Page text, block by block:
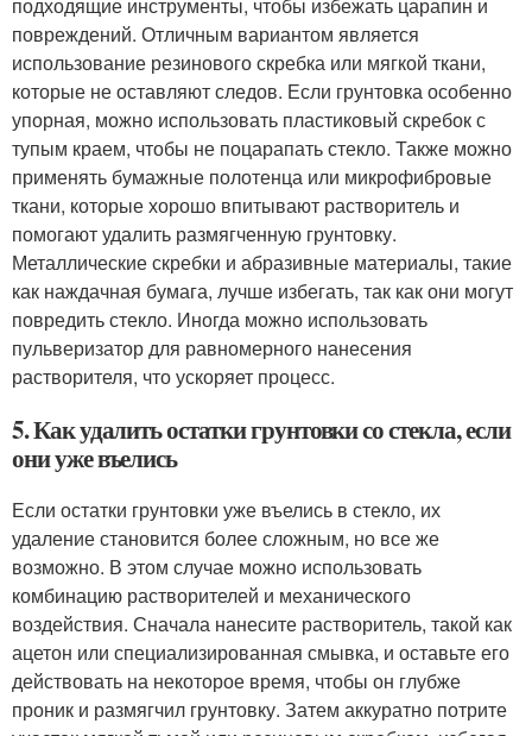
повреждений. Отличным вариантом является
использование резинового скребка или мягкой ткани,
которые не оставляют следов. Если грунтовка особенно
упорная, можно использовать пластиковый скребок с
тупым краем, чтобы не поцарапать стекло. Также можно
применять бумажные полотенца или микрофибровые
ткани, которые хорошо впитывают растворитель и
помогают удалить размягченную грунтовку.
Металлические скребки и абразивные материалы, такие
как наждачная бумага, лучше избегать, так как они могут
повредить стекло. Иногда можно использовать
пульверизатор для равномерного нанесения
растворителя, что ускоряет процесс.
5. Как удалить остатки грунтовки со стекла, если
они уже въелись
Если остатки грунтовки уже въелись в стекло, их
удаление становится более сложным, но все же
возможно. В этом случае можно использовать
комбинацию растворителей и механического
воздействия. Сначала нанесите растворитель, такой как
ацетон или специализированная смывка, и оставьте его
действовать на некоторое время, чтобы он глубже
проник и размягчил грунтовку. Затем аккуратно потрите